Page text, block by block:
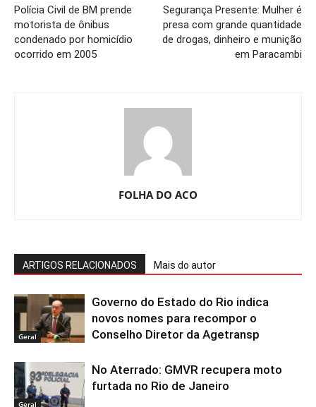
Polícia Civil de BM prende
motorista de ônibus
condenado por homicídio
ocorrido em 2005
Segurança Presente: Mulher é
presa com grande quantidade
de drogas, dinheiro e munição
em Paracambi
FOLHA DO ACO
ARTIGOS RELACIONADOS Mais do autor
Geral
Governo do Estado do Rio indica
novos nomes para recompor o
Conselho Diretor da Agetransp
Geral
No Aterrado: GMVR recupera moto
furtada no Rio de Janeiro